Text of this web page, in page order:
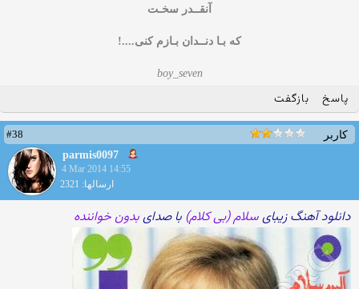
آنقــدر سخـت
که بـا دنــدان بـازم کنی....!
boy_seven
پاسخ بازگفت
کاربر
#38
parmis0097
4 Mar 2014 14:55
ارسالها: 2321
دانلود آهنگ زیبایسلام (بی کلام) با صدایبدون خواننده